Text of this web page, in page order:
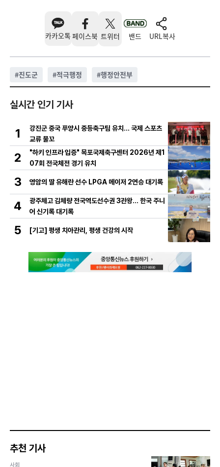
카카오톡 페이스북 트위터 밴드 URL복사
#진도군 #적극행정 #행정안전부
실시간 인기 기사
1
강진군 중국 푸양시 중등축구팀 유치… 국제 스포츠
교류 물꼬
2
"하키 인프라 입증" 목포국제축구센터 2026년 제1
07회 전국체전 경기 유치
3 영암의 딸 유해란 선수 LPGA 메이저 2연승 대기록
4
광주체고 김체량 전국역도선수권 3관왕… 한국 주니
어 신기록 대기록
5 [기고] 평생 치아관리, 평생 건강의 시작
추천 기사
사회